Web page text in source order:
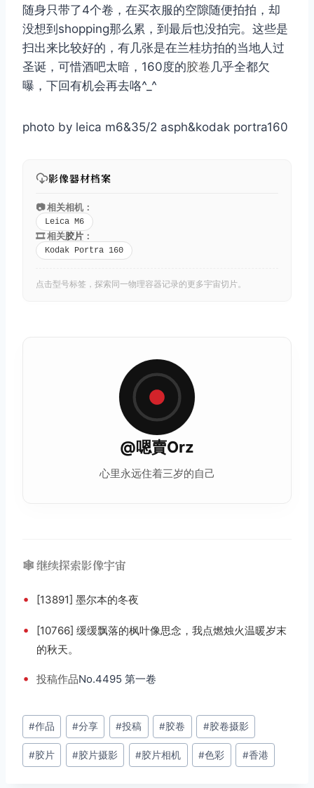
随身只带了4个卷，在买衣服的空隙随便拍拍，却
没想到shopping那么累，到最后也没拍完。这些是
扫出来比较好的，有几张是在兰桂坊拍的当地人过
圣诞，可惜酒吧太暗，160度的胶卷 几乎全都欠
曝，下回有机会再去咯^_^
photo by leica m6&35/2 asph&kodak portra160
影像器材档案
📷 相关相机：
Leica M6
🎞️ 相关胶片 ：
Kodak Portra 160
点击型号标签，探索同一物理容器记录的更多宇宙切片。
@嗯賣Orz
心里永远住着三岁的自己
🕸️ 继续探索影像宇宙
• [13891] 墨尔本的冬夜
•
[10766] 缓缓飘落的枫叶像思念，我点燃烛火温暖岁末
的秋天。
• 投稿作品No.4495 第一卷
文
章
标
#作品 #分享 #投稿 #胶卷 #胶卷摄影
#胶片 #胶片摄影 #胶片相机 #色彩 #香港